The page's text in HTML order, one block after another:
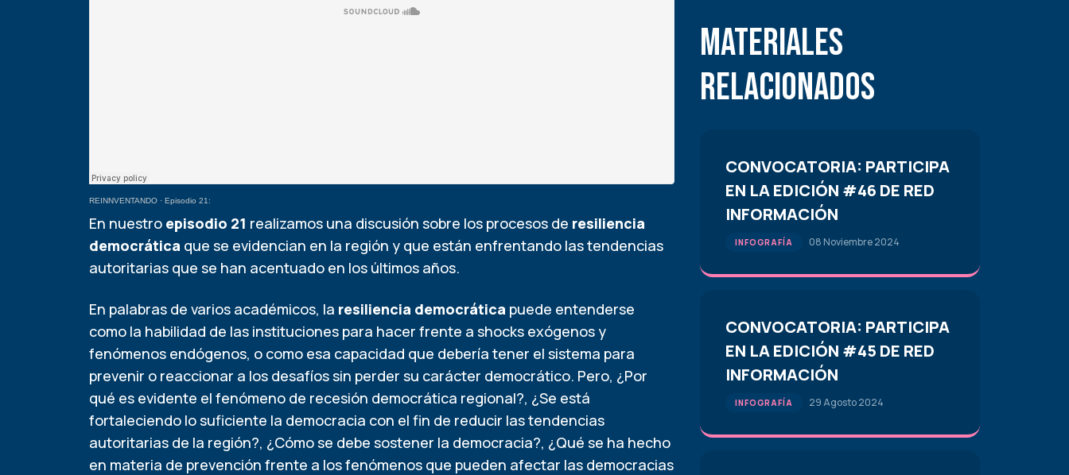
REINNVENTANDO · Episodio 21:
En nuestro episodio 21 realizamos una discusión sobre los procesos de resiliencia
democrática que se evidencian en la región y que están enfrentando las tendencias
autoritarias que se han acentuado en los últimos años.
En palabras de varios académicos, la resiliencia democrática puede entenderse
como la habilidad de las instituciones para hacer frente a shocks exógenos y
fenómenos endógenos, o como esa capacidad que debería tener el sistema para
prevenir o reaccionar a los desafíos sin perder su carácter democrático. Pero, ¿Por
qué es evidente el fenómeno de recesión democrática regional?, ¿Se está
fortaleciendo lo suficiente la democracia con el fin de reducir las tendencias
autoritarias de la región?, ¿Cómo se debe sostener la democracia?, ¿Qué se ha hecho
en materia de prevención frente a los fenómenos que pueden afectar las democracias
Materiales
Relacionados
CONVOCATORIA: PARTICIPA
EN LA EDICIÓN #46 DE RED
INFORMACIÓN
INFOGRAFÍA 08 Noviembre 2024
CONVOCATORIA: PARTICIPA
EN LA EDICIÓN #45 DE RED
INFORMACIÓN
INFOGRAFÍA 29 Agosto 2024